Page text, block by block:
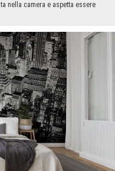
nella camera e aspetta essere